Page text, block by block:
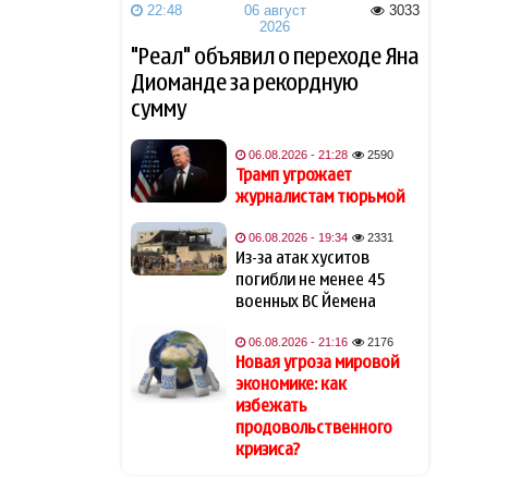
Звезда сборной Испании
перейдет в «Барселону»
18:00
В Азербайджане объявлено
17:25
СМИ раскрыли, как Холланд и
Зендея скрыли свадьбу за
полмиллиона фунтов
17:20
Зеленский признал тяжелое
положение ВСУ под
17:05
Экономист высказался о
требовании Европы к
Турции раскрывать
происхождение газа
22:48
06 август
2026
3033
"Реал" объявил о переходе Яна
Диоманде за рекордную
сумму
06.08.2026 - 21:28 2590
Трамп угрожает
журналистам тюрьмой
06.08.2026 - 19:34 2331
Из-за атак хуситов
погибли не менее 45
военных ВС Йемена
06.08.2026 - 21:16 2176
Новая угроза мировой
экономике: как
избежать
продовольственного
кризиса?